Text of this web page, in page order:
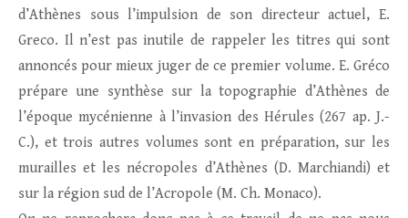
d’Athènes sous l’impulsion de son directeur actuel, E.
Greco. Il n’est pas inutile de rappeler les titres qui sont
annoncés pour mieux juger de ce premier volume. E. Gréco
prépare une synthèse sur la topographie d’Athènes de
l’époque mycénienne à l’invasion des Hérules (267 ap. J.-
C.), et trois autres volumes sont en préparation, sur les
murailles et les nécropoles d’Athènes (D. Marchiandi) et
sur la région sud de l’Acropole (M. Ch. Monaco).